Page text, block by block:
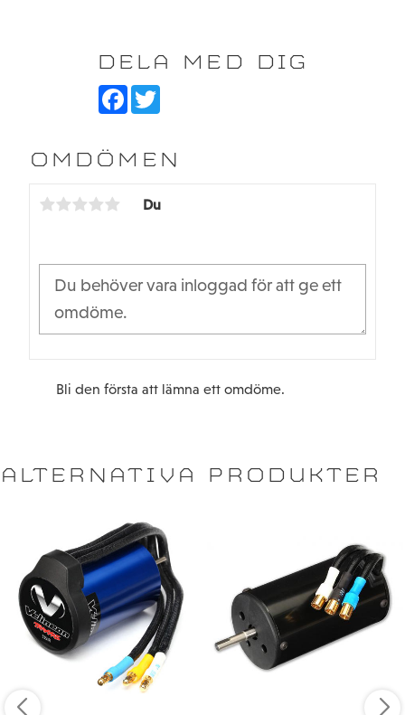
DELA MED DIG
F
b
o
T
t
e
OMDÖMEN
Du
Bli den första att lämna ett omdöme.
ALTERNATIVA PRODUKTER